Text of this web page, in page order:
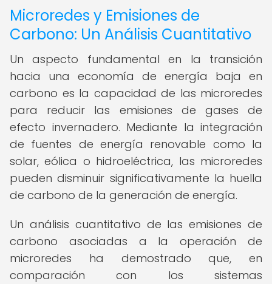
Microredes y Emisiones de
Carbono: Un Análisis Cuantitativo
Un aspecto fundamental en la transición
hacia una economía de energía baja en
carbono es la capacidad de las microredes
para reducir las emisiones de gases de
efecto invernadero. Mediante la integración
de fuentes de energía renovable como la
solar, eólica o hidroeléctrica, las microredes
pueden disminuir significativamente la huella
de carbono de la generación de energía.
Un análisis cuantitativo de las emisiones de
carbono asociadas a la operación de
microredes ha demostrado que, en
comparación con los sistemas